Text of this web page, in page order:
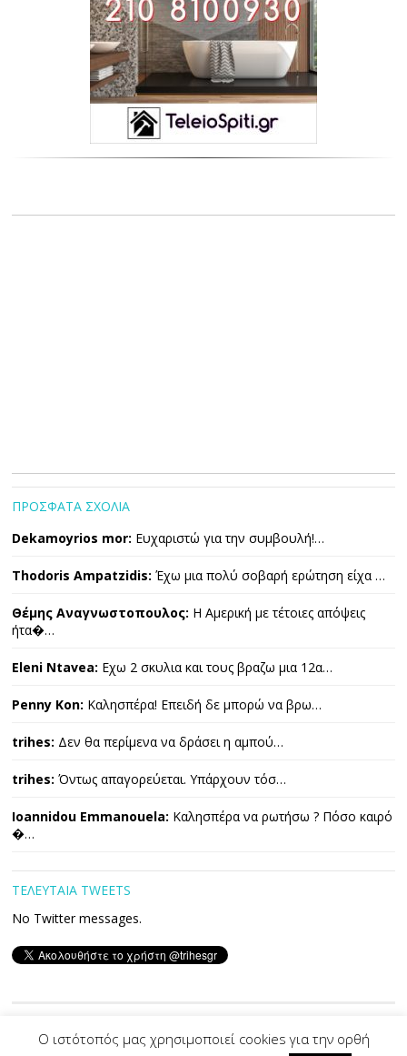
ΠΡΟΣΦΑΤΑ ΣΧΟΛΙΑ
Dekamoyrios mor: Ευχαριστώ για την συμβουλή!…
Thodoris Ampatzidis: Έχω μια πολύ σοβαρή ερώτηση είχα …
Θέμης Αναγνωστοπουλος: Η Αμερική με τέτοιες απόψεις
ήτα�…
Eleni Ntavea: Εχω 2 σκυλια και τους βραζω μια 12α…
Penny Kon: Καλησπέρα! Επειδή δε μπορώ να βρω…
trihes: Δεν θα περίμενα να δράσει η αμπού…
trihes: Όντως απαγορεύεται. Υπάρχουν τόσ…
Ioannidou Emmanouela: Καλησπέρα να ρωτήσω ? Πόσο καιρό
�…
ΤΕΛΕΥΤΑΙΑ TWEETS
No Twitter messages.
Copyright © 2026 ΤΡΙΧΕΣ. All Rights Reserved.
Ο ιστότοπός μας χρησιμοποιεί cookies για την ορθή